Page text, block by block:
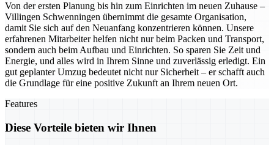
Von der ersten Planung bis hin zum Einrichten im neuen Zuhause –
Villingen Schwenningen übernimmt die gesamte Organisation,
damit Sie sich auf den Neuanfang konzentrieren können. Unsere
erfahrenen Mitarbeiter helfen nicht nur beim Packen und Transport,
sondern auch beim Aufbau und Einrichten. So sparen Sie Zeit und
Energie, und alles wird in Ihrem Sinne und zuverlässig erledigt. Ein
gut geplanter Umzug bedeutet nicht nur Sicherheit – er schafft auch
die Grundlage für eine positive Zukunft an Ihrem neuen Ort.
Features
Diese Vorteile bieten wir Ihnen